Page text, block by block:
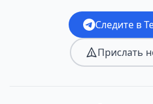
Следите в
Прислать